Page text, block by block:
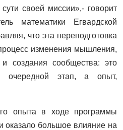
своей миссии»,- говорит
математики Егвардской
что эта переподготовка
изменения мышления,
создания сообщества: это
этап, а опыт,
опыта в ходе программы
оказало большое влияние на